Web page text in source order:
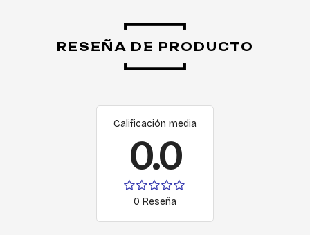
RESEÑA DE PRODUCTO
Calificación media
0.0
0 Reseña